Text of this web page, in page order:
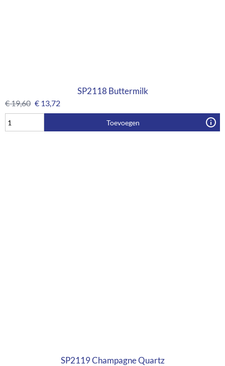
SP2118 Buttermilk
€19,60 € 13,72
Toevoegen
SP2119 Champagne Quartz